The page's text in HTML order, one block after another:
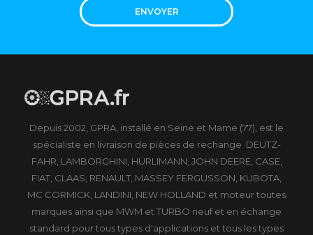
ENVOYER
Depuis 2002, GPRA, installé en Seine et Marne (77), est le
spécialiste en livraison de pièces de rechange DEUTZ-
FAHR, LAMBORGHINI, HÜRLIMANN, JOHN DEERE, CASE,
FIAT, CLAAS, RENAULT, MASSEY FERGUSSON, KUBOTA,
MC CORMICK, LANDINI, NEW HOLLAND et moteur toutes
marques ainsi que MWM et TURBO neuf et en échange
standard pour tous types d'applications et tous les types